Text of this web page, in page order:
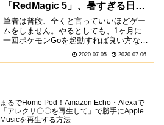
「RedMagic 5」、暑すぎる日本
にゲーミングスマホは最適
筆者は普段、全くと言っていいほどゲー
ムをしません。やるとしても、1ヶ月に
一回ポケモンGoを起動すれば良い方なの
ですが、これから暑すぎる日本の夏にお
いて、ゲームをしない人でもゲーミング
2020.07.05 2020.07.06
まるでHome Pod！Amazon Echo・Alexaで
「アレクサ〇〇を再生して」で勝手にApple
Musicを再生する方法